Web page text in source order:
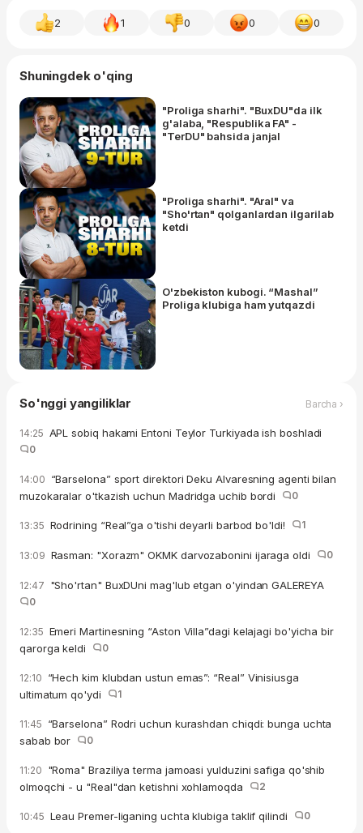
2 1 0 0 0
Shuningdek o'qing
"Proliga sharhi". "BuxDU"da ilk
g'alaba, "Respublika FA" -
"TerDU" bahsida janjal
"Proliga sharhi". "Aral" va
"Sho'rtan" qolganlardan ilgarilab
ketdi
O'zbekiston kubogi. “Mashal”
Proliga klubiga ham yutqazdi
So'nggi yangiliklar Barcha ›
14:25 APL sobiq hakami Entoni Teylor Turkiyada ish boshladi
0
14:00 “Barselona” sport direktori Deku Alvaresning agenti bilan
muzokaralar o'tkazish uchun Madridga uchib bordi
0
13:35 Rodrining “Real”ga o'tishi deyarli barbod bo'ldi! 1
13:09 Rasman: "Xorazm" OKMK darvozabonini ijaraga oldi 0
12:47 "Sho'rtan" BuxDUni mag'lub etgan o'yindan GALEREYA
0
12:35 Emeri Martinesning “Aston Villa”dagi kelajagi bo'yicha bir
qarorga keldi
0
12:10 “Hech kim klubdan ustun emas”: “Real” Vinisiusga
ultimatum qo'ydi
1
11:45 “Barselona” Rodri uchun kurashdan chiqdi: bunga uchta
sabab bor
0
11:20 "Roma" Braziliya terma jamoasi yulduzini safiga qo'shib
olmoqchi - u "Real"dan ketishni xohlamoqda
2
10:45 Leau Premer-liganing uchta klubiga taklif qilindi 0